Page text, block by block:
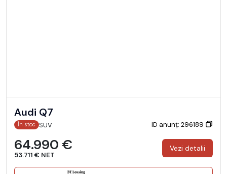
Audi Q7
În stoc SUV ID anunț: 296189
64.990 €
53.711 € NET
Vezi detalii